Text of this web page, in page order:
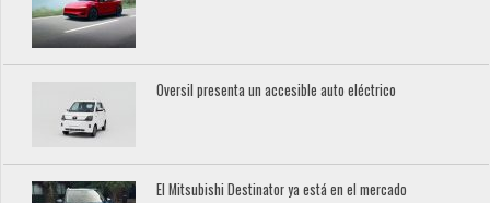
Oversil presenta un accesible auto eléctrico
El Mitsubishi Destinator ya está en el mercado